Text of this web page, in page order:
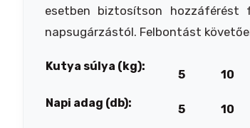
esetben biztosítson hozzáférést
napsugárzástól. Felbontást
Kutya súlya (kg):
5 10
Napi adag (db): 5 10